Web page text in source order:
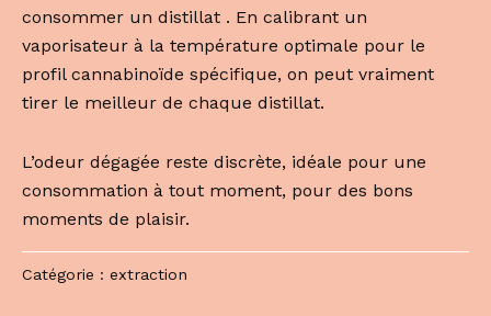
consommer un distillat . En calibrant un
vaporisateur à la température optimale pour le
profil cannabinoïde spécifique, on peut vraiment
tirer le meilleur de chaque distillat.
L’odeur dégagée reste discrète, idéale pour une
consommation à tout moment, pour des bons
moments de plaisir.
Catégorie : extraction